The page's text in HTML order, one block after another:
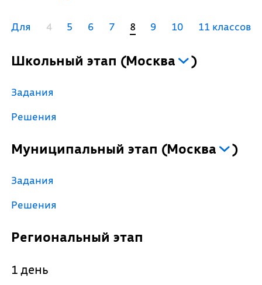
Для 4 5 6 7 8 9 10 11 классов
Школьный этап (Москва )
Задания
Решения
Муниципальный этап (Москва )
Задания
Решения
Региональный этап
1 день